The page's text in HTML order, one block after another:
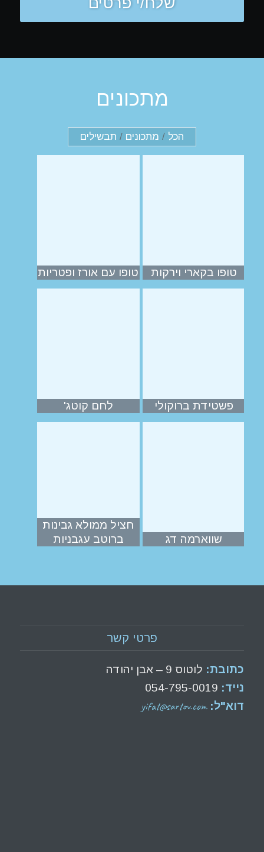
מתכונים
הכל / מתכונים / תבשילים
טופו בקארי וירקות טופו עם אורז ופטריות
פשטידת ברוקולי לחם קוטג'
שווארמה דג
חציל ממולא גבינות
ברוטב עגבניות
פרטי קשר
כתובת: לוטוס 9 – אבן יהודה
נייד: 054-795-0019
דוא"ל:yifat@sartov.com